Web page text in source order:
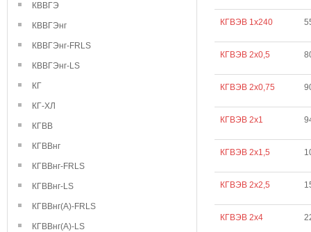
КВВГЭ
КВВГЭнг
КВВГЭнг-FRLS
КВВГЭнг-LS
КГ
КГ-ХЛ
КГВВ
КГВВнг
КГВВнг-FRLS
КГВВнг-LS
КГВВнг(А)-FRLS
КГВВнг(А)-LS
КГВЭВ 1х240
КГВЭВ 2х0,5
КГВЭВ 2х0,75
КГВЭВ 2х1
КГВЭВ 2х1,5
КГВЭВ 2х2,5
КГВЭВ 2х4